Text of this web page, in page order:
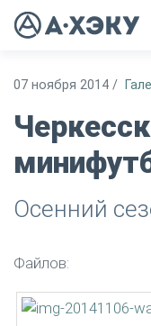
07 ноября 2014 /
Осенний
Файлов: